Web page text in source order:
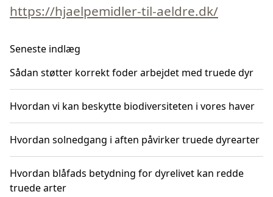
https://hjaelpemidler-til-aeldre.dk/
Seneste indlæg
Sådan støtter korrekt foder arbejdet med truede dyr
Hvordan vi kan beskytte biodiversiteten i vores haver
Hvordan solnedgang i aften påvirker truede dyrearter
Hvordan blåfads betydning for dyrelivet kan redde
truede arter